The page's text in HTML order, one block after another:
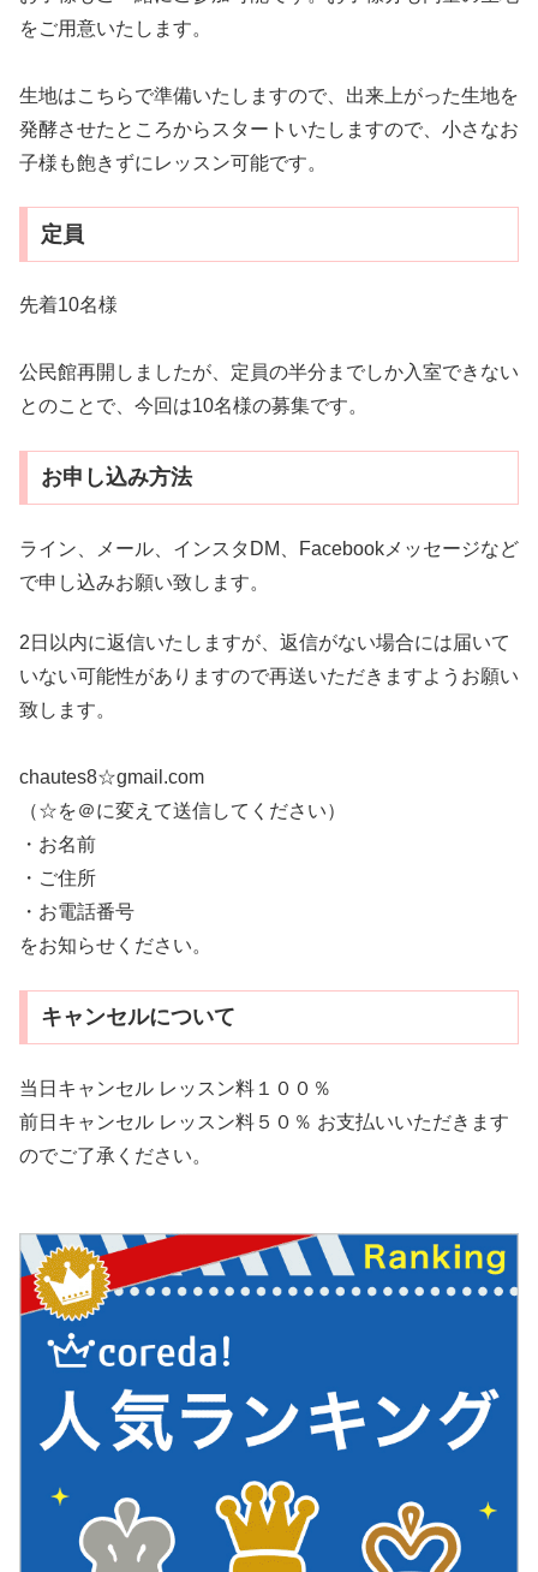
をご用意いたします。
生地はこちらで準備いたしますので、出来上がった生地を
発酵させたところからスタートいたしますので、小さなお
子様も飽きずにレッスン可能です。
定員
先着10名様
公民館再開しましたが、定員の半分までしか入室できない
とのことで、今回は10名様の募集です。
お申し込み方法
ライン、メール、インスタDM、Facebookメッセージなど
で申し込みお願い致します。
2日以内に返信いたしますが、返信がない場合には届いて
いない可能性がありますので再送いただきますようお願い
致します。
chautes8☆gmail.com
（☆を＠に変えて送信してください）
・お名前
・ご住所
・お電話番号
をお知らせください。
キャンセルについて
当日キャンセル レッスン料１００％
前日キャンセル レッスン料５０％ お支払いいただきます
のでご了承ください。